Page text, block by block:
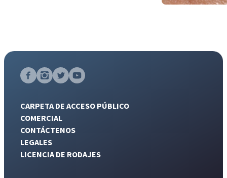
CARPETA DE ACCESO PÚBLICO
COMERCIAL
CONTÁCTENOS
LEGALES
LICENCIA DE RODAJES